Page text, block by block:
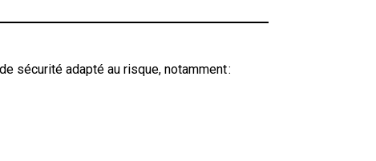
sécurité adapté au risque, notamment :